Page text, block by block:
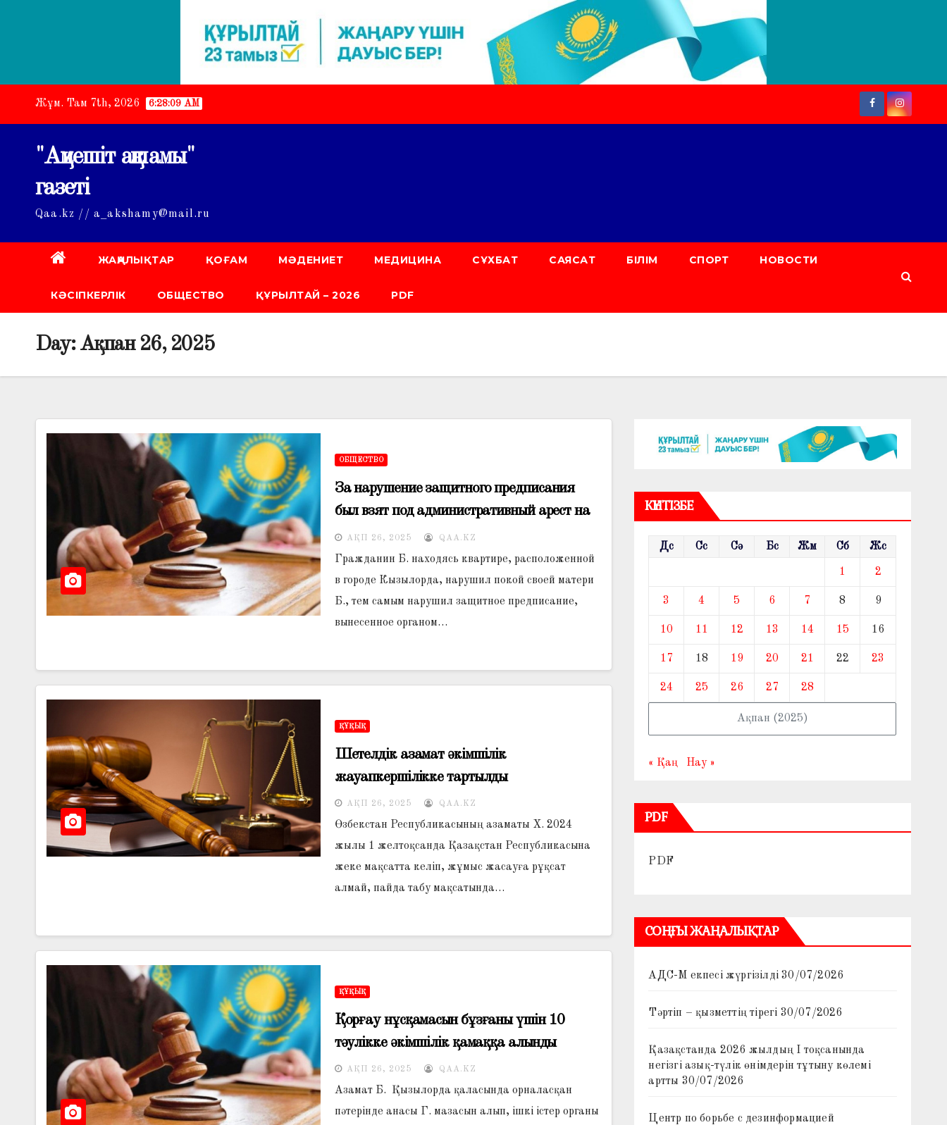
Жұм. Там 7th, 2026 6:28:10 AM
"Ақмешіт ақшамы"
газеті
Qaa.kz // a_akshamy@mail.ru
ЖАҢАЛЫҚТАР ҚОҒАМ МӘДЕНИЕТ МЕДИЦИНА СҰХБАТ САЯСАТ БІЛІМ СПОРТ НОВОСТИ
КӘСІПКЕРЛІК ОБЩЕСТВО ҚҰРЫЛТАЙ – 2026 PDF
Day: Ақпан 26, 2025
ОБЩЕСТВО
За нарушение защитного предписания
был взят под административный арест на
10 суток
АҚП 26, 2025 QAA.KZ
Гражданин Б. находясь квартире, расположенной
в городе Кызылорда, нарушил покой своей матери
Б., тем самым нарушил защитное предписание,
вынесенное органом…
ҚҰҚЫҚ
Шетелдік азамат әкімшілік
жауапкершілікке тартылды
АҚП 26, 2025 QAA.KZ
Өзбекстан Республикасының азаматы Х. 2024
жылы 1 желтоқсанда Қазақстан Республикасына
жеке мақсатта келіп, жұмыс жасауға рұқсат
алмай, пайда табу мақсатында…
ҚҰҚЫҚ
Қорғау нұсқамасын бұзғаны үшін 10
тәулікке әкімшілік қамаққа алынды
АҚП 26, 2025 QAA.KZ
Азамат Б. Қызылорда қаласында орналасқан
пәтерінде анасы Г. мазасын алып, ішкі істер органы
КҮНТІЗБЕ
Ақпан (2025)
Дс Сс Сә Бс Жм Сб Жс
1 2
3 4 5 6 7 8 9
10 11 12 13 14 15 16
17 18 19 20 21 22 23
24 25 26 27 28
« Қаң Нау »
PDF
PDF
СОҢҒЫ ЖАҢАЛЫҚТАР
АДС-М екпесі жүргізілді 30/07/2026
Тәртіп – қызметтің тірегі 30/07/2026
Қазақстанда 2026 жылдың I тоқсанында
негізгі азық-түлік өнімдерін тұтыну көлемі
артты 30/07/2026
Центр по борьбе с дезинформацией